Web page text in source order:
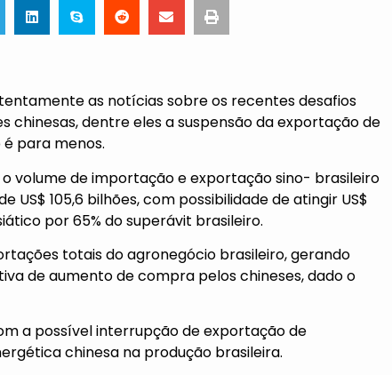
as notícias sobre os recentes desafios
chinesas, dentre eles a suspensão da exportação de
para menos.
volume de importação e exportação sino- brasileiro
US$ 105,6 bilhões, com possibilidade de atingir US$
por 65% do superávit brasileiro.
totais do agronegócio brasileiro, gerando
de aumento de compra pelos chineses, dado o
a possível interrupção de exportação de
chinesa na produção brasileira.